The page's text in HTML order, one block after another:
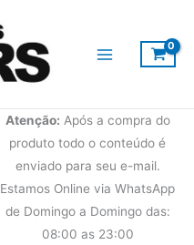
Atenção: Após a compra do
produto todo o conteúdo é
enviado para seu e-mail.
Estamos Online via WhatsApp
de Domingo a Domingo das:
08:00 as 23:00